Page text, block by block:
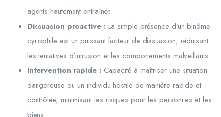
agents hautement entraînés.
Dissuasion proactive : La simple présence d’un binôme
cynophile est un puissant facteur de dissuasion, réduisant
les tentatives d’intrusion et les comportements malveillants.
Intervention rapide : Capacité à maîtriser une situation
dangereuse ou un individu hostile de manière rapide et
contrôlée, minimisant les risques pour les personnes et les
biens.